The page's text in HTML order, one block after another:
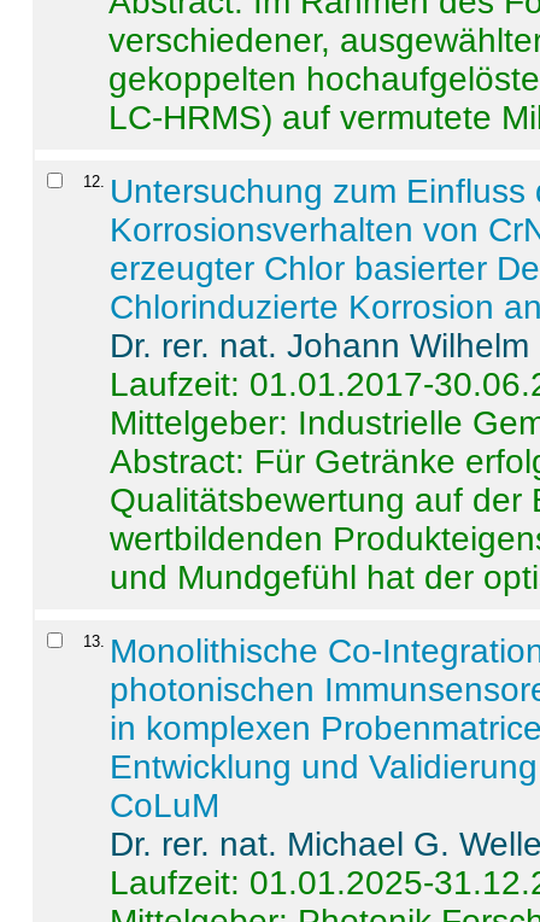
verschiedener,
gekoppelten
LC-HRMS) auf vermutete
12
Untersuchung zum
Korrosionsverhalten von
erzeugter Chlor basierter
Chlorinduzierte Korrosion
Dr. rer. nat. Johann
Laufzeit: 01.01.2017-
Mittelgeber: Industrielle
Abstract: Für Getränke
Qualitätsbewertung auf der
wertbildenden
und Mundgefühl hat der
13
Monolithische Co-
photonischen
in komplexen
Entwicklung und
CoLuM
Dr. rer. nat. Michael G.
Laufzeit: 01.01.2025-